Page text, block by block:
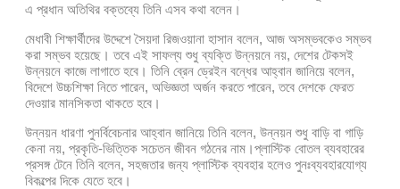
এ প্রধান অতিথির বক্তব্যে তিনি এসব কথা বলেন।
মেধাবী শিক্ষার্থীদের উদ্দেশে সৈয়দা রিজওয়ানা হাসান বলেন, আজ অসম্ভবকেও সম্ভব
করা সম্ভব হয়েছে। তবে এই সাফল্য শুধু ব্যক্তি উন্নয়নে নয়, দেশের টেকসই
উন্নয়নে কাজে লাগাতে হবে। তিনি ব্রেন ড্রেইন বন্ধের আহ্বান জানিয়ে বলেন,
বিদেশে উচ্চশিক্ষা নিতে পারেন, অভিজ্ঞতা অর্জন করতে পারেন, তবে দেশকে ফেরত
দেওয়ার মানসিকতা থাকতে হবে।
উন্নয়ন ধারণা পুনর্বিবেচনার আহ্বান জানিয়ে তিনি বলেন, উন্নয়ন শুধু বাড়ি বা গাড়ি
কেনা নয়, প্রকৃতি-ভিত্তিক সচেতন জীবন গঠনের নাম।প্লাস্টিক বোতল ব্যবহারের
প্রসঙ্গ টেনে তিনি বলেন, সহজতার জন্য প্লাস্টিক ব্যবহার হলেও পুনঃব্যবহারযোগ্য
বিকল্পের দিকে যেতে হবে।